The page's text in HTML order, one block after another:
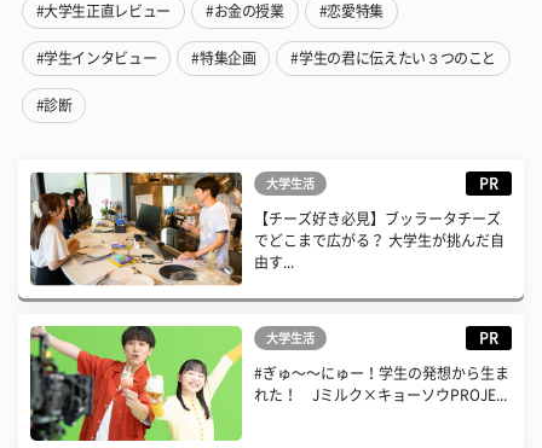
#大学生正直レビュー #お金の授業 #恋愛特集
#学生インタビュー #特集企画 #学生の君に伝えたい３つのこと
#診断
大学生活 PR
【チーズ好き必見】ブッラータチーズ
でどこまで広がる？ 大学生が挑んだ自
由す...
大学生活 PR
#ぎゅ〜〜にゅー！学生の発想から生ま
れた！ Jミルク×キョーソウPROJE...